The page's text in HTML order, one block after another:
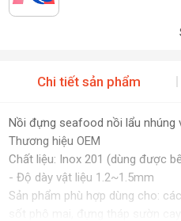
Chi tiết sản phẩm
Nồi đựng seafood nồi lẩu nhúng
Thương hiệu OEM
Chất liệu: Inox 201 (dùng được
- Độ dày vật liệu 1.2~1.5mm
Sản phẩm phù hợp dùng cho: